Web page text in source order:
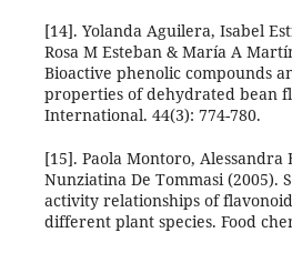
[14]. Yolanda Aguilera, Isabel
Rosa M Esteban & María A
Bioactive phenolic compounds
properties of dehydrated bean
International. 44(3): 774-780.
[15]. Paola Montoro, Alessandra
Nunziatina De Tommasi (2005).
activity relationships of
different plant species. Food